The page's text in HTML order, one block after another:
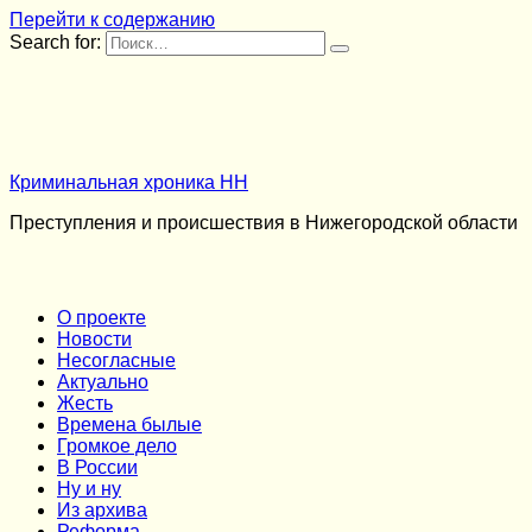
Перейти к содержанию
Search for:
Криминальная хроника НН
Преступления и происшествия в Нижегородской области
О проекте
Новости
Несогласные
Актуально
Жесть
Времена былые
Громкое дело
В России
Ну и ну
Из архива